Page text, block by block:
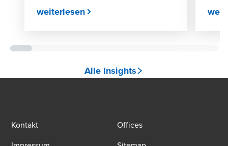
weiterlesen
Alle Insights
Kontakt
Offices